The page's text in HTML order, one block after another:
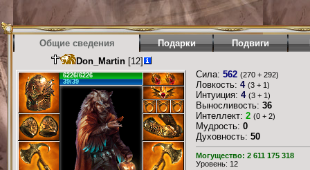
Общие сведения Подарки Подвиги
Don_Martin[12]
6226/6226
39/39
Сила: 562 (270 + 292)
Ловкость: 4 (3 + 1)
Интуиция: 4 (3 + 1)
Выносливость: 36
Интеллект: 2 (0 + 2)
Мудрость: 0
Духовность: 50
Могущество: 2 611 175 318
Уровень: 12